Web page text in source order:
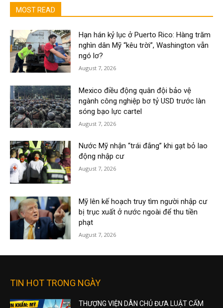
MOST READ
Hạn hán kỷ lục ở Puerto Rico: Hàng trăm
nghìn dân Mỹ “kêu trời”, Washington vẫn
ngó lơ?
August 7, 2026
Mexico điều động quân đội bảo vệ
ngành công nghiệp bơ tỷ USD trước làn
sóng bạo lực cartel
August 7, 2026
Nước Mỹ nhận “trái đắng” khi gạt bỏ lao
động nhập cư
August 7, 2026
Mỹ lên kế hoạch truy tìm người nhập cư
bị trục xuất ở nước ngoài để thu tiền
phạt
August 7, 2026
TIN HOT TRONG NGÀY
THƯỢNG VIỆN DÂN CHỦ ĐƯA LUẬT CẤM